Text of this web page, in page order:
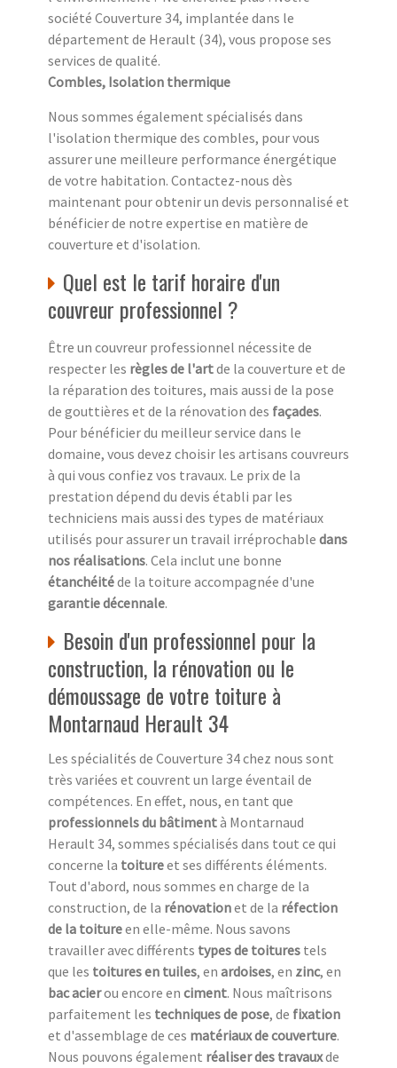
société Couverture 34, implantée dans le
département de Herault (34), vous propose ses
services de qualité.
Combles, Isolation thermique
Nous sommes également spécialisés dans
l'isolation thermique des combles, pour vous
assurer une meilleure performance énergétique
de votre habitation. Contactez-nous dès
maintenant pour obtenir un devis personnalisé et
bénéficier de notre expertise en matière de
couverture et d'isolation.
Quel est le tarif horaire d'un
couvreur professionnel ?
Être un couvreur professionnel nécessite de
respecter les règles de l'artde la couverture et de
la réparation des toitures, mais aussi de la pose
de gouttières et de la rénovation des façades.
Pour bénéficier du meilleur service dans le
domaine, vous devez choisir les artisans couvreurs
à qui vous confiez vos travaux. Le prix de la
prestation dépend du devis établi par les
techniciens mais aussi des types de matériaux
utilisés pour assurer un travail irréprochable dans
nos réalisations. Cela inclut une bonne
étanchéitéde la toiture accompagnée d'une
garantie décennale.
Besoin d'un professionnel pour la
construction, la rénovation ou le
démoussage de votre toiture à
Montarnaud Herault 34
Les spécialités de Couverture 34 chez nous sont
très variées et couvrent un large éventail de
compétences. En effet, nous, en tant que
professionnels du bâtimentà Montarnaud
Herault 34, sommes spécialisés dans tout ce qui
concerne la toitureet ses différents éléments.
Tout d'abord, nous sommes en charge de la
construction, de la rénovationet de la réfection
de la toitureen elle-même. Nous savons
travailler avec différents types de toitures tels
que les toitures en tuiles, en ardoises, en zinc, en
bac acierou encore en ciment. Nous maîtrisons
parfaitement les techniques de pose, de fixation
et d'assemblage de ces matériaux de couverture.
Nous pouvons également réaliser des travauxde